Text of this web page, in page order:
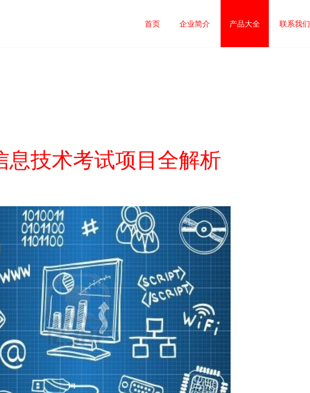
首页 企业简介 产品大全 联系我们
息技术考试项目全解析